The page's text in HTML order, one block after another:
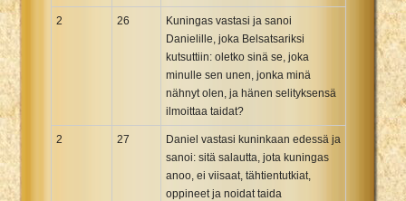
2 26
Kuningas vastasi ja sanoi
Danielille, joka Belsatsariksi
kutsuttiin: oletko sinä se, joka
minulle sen unen, jonka minä
nähnyt olen, ja hänen selityksensä
ilmoittaa taidat?
2 27
Daniel vastasi kuninkaan edessä ja
sanoi: sitä salautta, jota kuningas
anoo, ei viisaat, tähtientutkiat,
oppineet ja noidat taida